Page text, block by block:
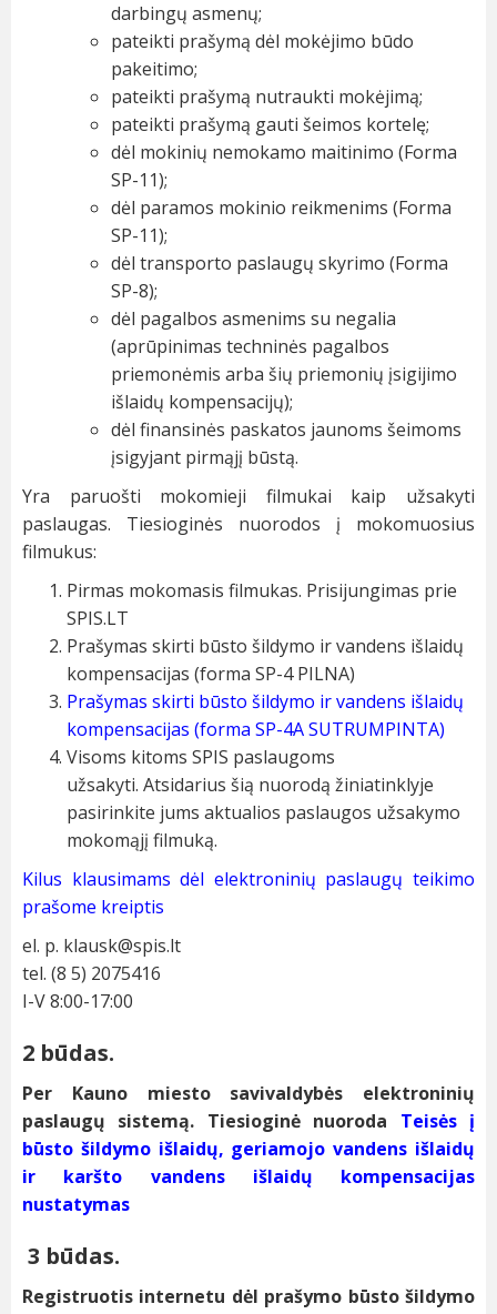
darbingų asmenų;
pateikti prašymą dėl mokėjimo būdo
pakeitimo;
pateikti prašymą nutraukti mokėjimą;
pateikti prašymą gauti šeimos kortelę;
dėl mokinių nemokamo maitinimo (Forma
SP-11);
dėl paramos mokinio reikmenims (Forma
SP-11);
dėl transporto paslaugų skyrimo (Forma
SP-8);
dėl pagalbos asmenims su negalia
(aprūpinimas techninės pagalbos
priemonėmis arba šių priemonių įsigijimo
išlaidų kompensacijų);
dėl finansinės paskatos jaunoms šeimoms
įsigyjant pirmąjį būstą.
Yra paruošti mokomieji filmukai kaip užsakyti
paslaugas. Tiesioginės nuorodos į mokomuosius
filmukus:
Pirmas mokomasis filmukas. Prisijungimas prie
SPIS.LT
Prašymas skirti būsto šildymo ir vandens išlaidų
kompensacijas (forma SP-4 PILNA)
Prašymas skirti būsto šildymo ir vandens išlaidų
kompensacijas (forma SP-4A SUTRUMPINTA)
Visoms kitoms SPIS paslaugoms
užsakyti. Atsidarius šią nuorodą žiniatinklyje
pasirinkite jums aktualios paslaugos užsakymo
mokomąjį filmuką.
Kilus klausimams dėl elektroninių paslaugų teikimo
prašome kreiptis
el. p. klausk@spis.lt
tel. (8 5) 2075416
I-V 8:00-17:00
2 būdas.
Per Kauno miesto savivaldybės elektroninių
paslaugų sistemą. Tiesioginė nuoroda Teisės į
būsto šildymo išlaidų, geriamojo vandens išlaidų
ir karšto vandens išlaidų kompensacijas
nustatymas
3 būdas.
Registruotis internetu dėl prašymo būsto šildymo